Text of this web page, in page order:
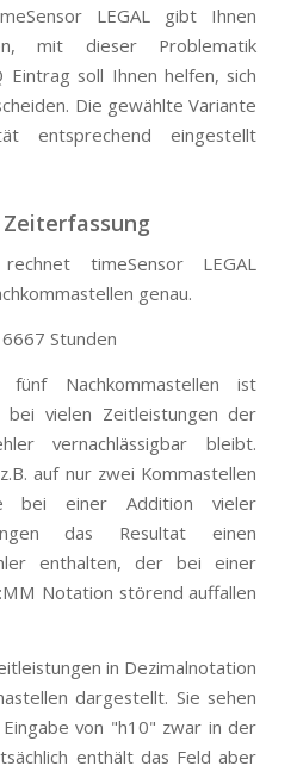
LEGAL gibt Ihnen
mit dieser Problematik
Eintrag soll Ihnen helfen, sich
Die gewählte Variante
entsprechend eingestellt
timeSensor LEGAL
genau.
Stunden
Nachkommastellen ist
vielen Zeitleistungen der
vernachlässigbar bleibt.
auf nur zwei Kommastellen
bei einer Addition vieler
das Resultat einen
enthalten, der bei einer
Notation störend auffallen
in Dezimalnotation
dargestellt. Sie sehen
von "h10" zwar in der
enthält das Feld aber